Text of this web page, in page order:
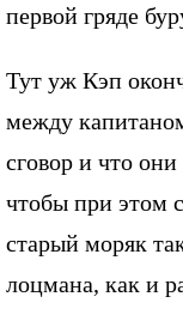
первой гряде
Тут уж Кэп
между
сговор и что
чтобы при этом
старый моряк
лоцмана, как и